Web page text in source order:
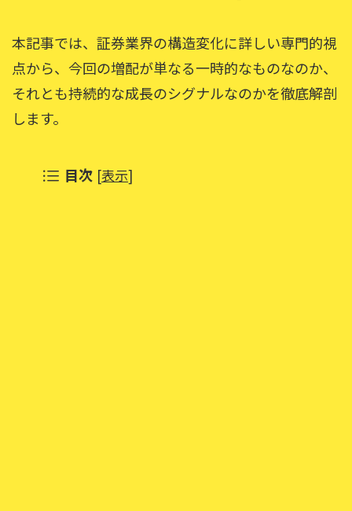
本記事では、証券業界の構造変化に詳しい専門的視
点から、今回の増配が単なる一時的なものなのか、
それとも持続的な成長のシグナルなのかを徹底解剖
します。
目次 [表示]